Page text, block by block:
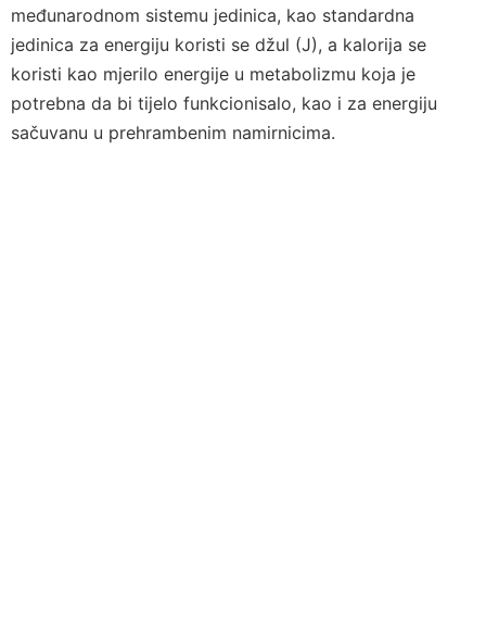
međunarodnom sistemu jedinica, kao standardna
jedinica za energiju koristi se džul (J), a kalorija se
koristi kao mjerilo energije u metabolizmu koja je
potrebna da bi tijelo funkcionisalo, kao i za energiju
sačuvanu u prehrambenim namirnicima.